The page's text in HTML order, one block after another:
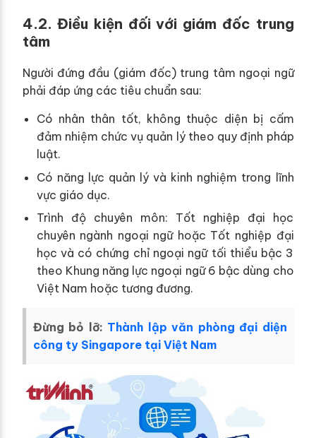
4.2. Điều kiện đối với giám đốc trung
tâm
Người đứng đầu (giám đốc) trung tâm ngoại ngữ
phải đáp ứng các tiêu chuẩn sau:
Có nhân thân tốt, không thuộc diện bị cấm
đảm nhiệm chức vụ quản lý theo quy định pháp
luật.
Có năng lực quản lý và kinh nghiệm trong lĩnh
vực giáo dục.
Trình độ chuyên môn: Tốt nghiệp đại học
chuyên ngành ngoại ngữ hoặc Tốt nghiệp đại
học và có chứng chỉ ngoại ngữ tối thiểu bậc 3
theo Khung năng lực ngoại ngữ 6 bậc dùng cho
Việt Nam hoặc tương đương.
Đừng bỏ lỡ: Thành lập văn phòng đại diện
công ty Singapore tại Việt Nam